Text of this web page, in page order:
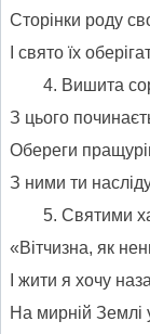
Сторінки роду
І свято їх
Вишита
З цього
Обереги
З ними ти
Святими
«Вітчизна, як
І жити я хочу
На мирній Землі